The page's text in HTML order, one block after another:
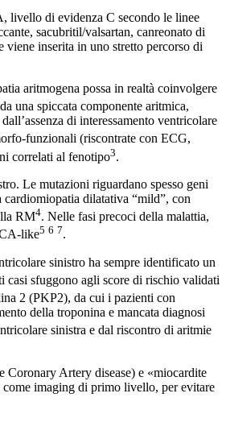
livello di evidenza C secondo le linee
sacubritil/valsartan, canreonato di
inserita in uno stretto percorso di
aritmogena possa in realtà coinvolgere
una spiccata componente aritmica,
di interessamento ventricolare
funzionali (riscontrate con ECG,
correlati al fenotipo3.
Le mutazioni riguardano spesso geni
dilatativa “mild”, con
RM4. Nelle fasi precoci della malattia,
like5 6 7.
sinistro ha sempre identificato un
casi sfuggono agli score di rischio validati
2 (PKP2), da cui i pazienti con
della troponina e mancata diagnosi
sinistra e dal riscontro di aritmie
Artery disease) e «miocardite
come imaging di primo livello, per evitare